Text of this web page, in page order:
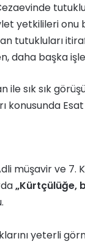
yetkilileri onu
tutukluları
daha başka
ile sık sık
müşavir ve 7.
„Kürtçülüğe,
yeterli